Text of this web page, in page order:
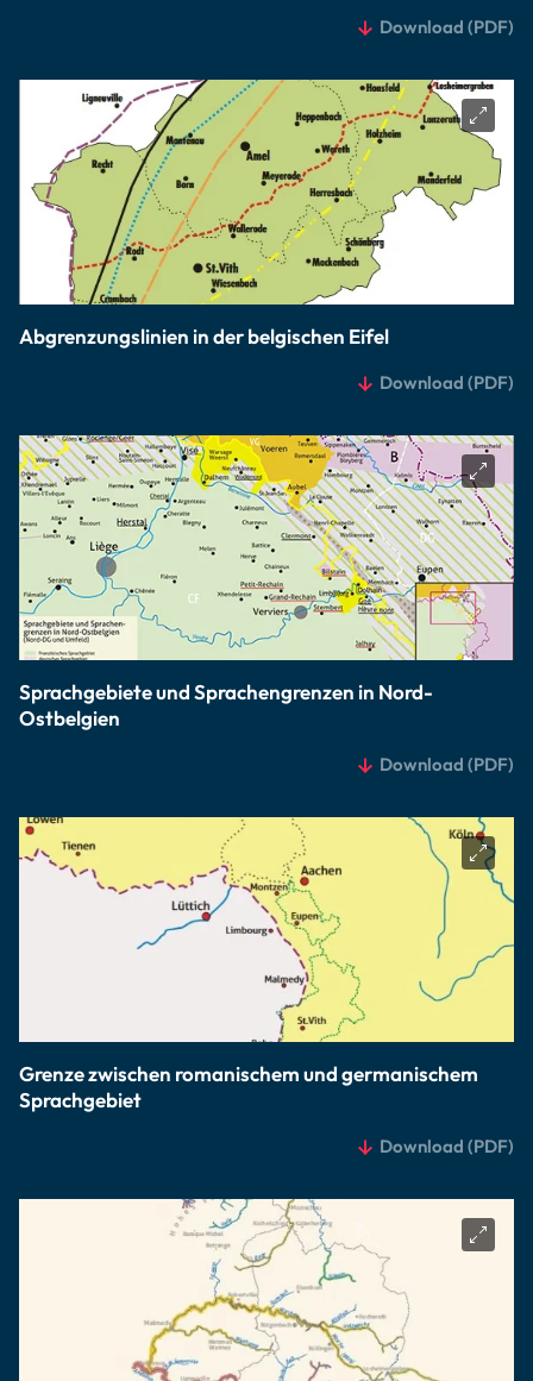
Download (PDF)
Abgrenzungslinien in der belgischen Eifel
Download (PDF)
Sprachgebiete und Sprachengrenzen in Nord-
Ostbelgien
Download (PDF)
Grenze zwischen romanischem und germanischem
Sprachgebiet
Download (PDF)